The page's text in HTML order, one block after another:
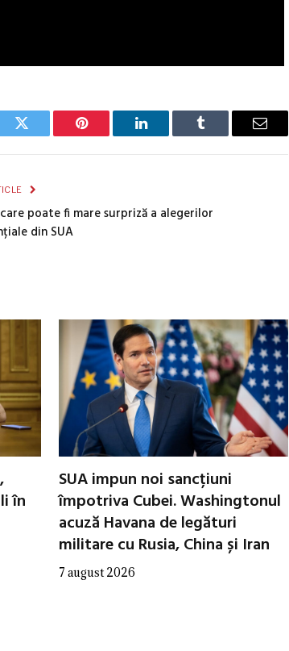
Twitter Pinterest LinkedIn Tumblr Email
poate fi mare surpriză a alegerilor
din SUA
în
SUA impun noi sancțiuni
împotriva Cubei. Washingtonul
acuză Havana de legături
militare cu Rusia, China și Iran
7 august 2026